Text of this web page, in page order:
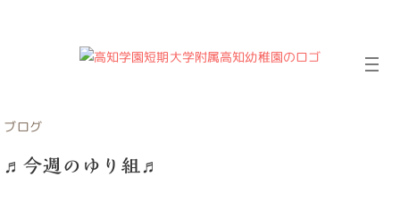
ブログ
♬今週のゆり組♬